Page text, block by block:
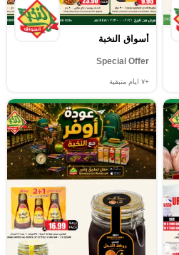
أسواق النخبة
Special Offer
+٧ ايام متبقية